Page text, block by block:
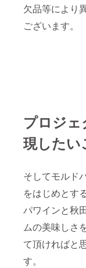
欠品等により
ございます。
プロジ
現したい
そしてモルド
をはじめとす
パワインと秋
ムの美味しさ
て頂ければと
す。